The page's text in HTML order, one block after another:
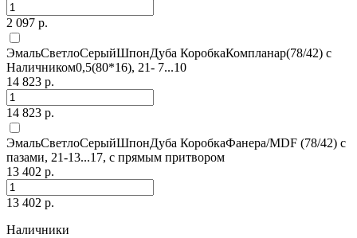
2 097 р.
ЭмальСветлоСерыйШпонДуба КоробкаКомпланар(78/42) с
Наличником0,5(80*16), 21- 7...10
14 823 р.
14 823 р.
ЭмальСветлоСерыйШпонДуба КоробкаФанера/MDF (78/42) с
пазами, 21-13...17, с прямым притвором
13 402 р.
13 402 р.
Наличники